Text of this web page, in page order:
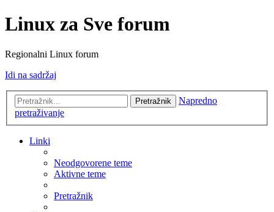
Linux za Sve forum
Regionalni Linux forum
Idi na sadržaj
Pretražnik
Napredno
pretraživanje
Linki
Neodgovorene teme
Aktivne teme
Pretražnik